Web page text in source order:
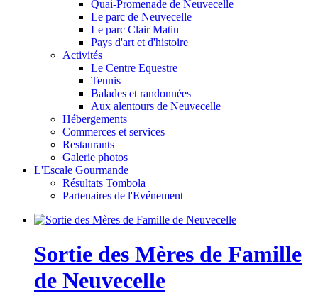
Quai-Promenade de Neuvecelle
Le parc de Neuvecelle
Le parc Clair Matin
Pays d'art et d'histoire
Activités
Le Centre Equestre
Tennis
Balades et randonnées
Aux alentours de Neuvecelle
Hébergements
Commerces et services
Restaurants
Galerie photos
L'Escale Gourmande
Résultats Tombola
Partenaires de l'Evénement
Sortie des Mères de Famille
de Neuvecelle